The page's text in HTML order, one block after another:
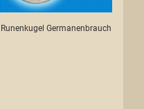
Runenkugel Germanenbrauch